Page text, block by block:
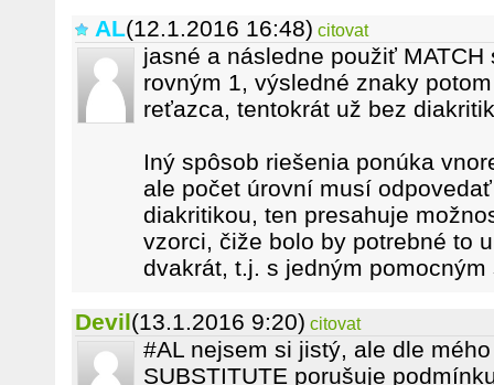
AL(12.1.2016 16:48) citovat
jasné a následne použiť
rovným 1, výsledné znaky
reťazca, tentokrát už bez
Iný spôsob riešenia ponúka
ale počet úrovní musí
diakritikou, ten presahuje
vzorci, čiže bolo by potrebné to
dvakrát, t.j. s jedným pomocným
Devil(13.1.2016 9:20) citovat
#AL nejsem si jistý, ale dle
SUBSTITUTE porušuje